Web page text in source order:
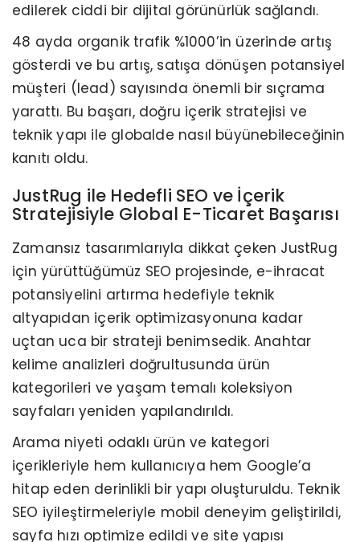
edilerek ciddi bir dijital görünürlük sağlandı.
48 ayda organik trafik %1000’in üzerinde artış
gösterdi ve bu artış, satışa dönüşen potansiyel
müşteri (lead) sayısında önemli bir sıçrama
yarattı. Bu başarı, doğru içerik stratejisi ve
teknik yapı ile globalde nasıl büyünebileceğinin
kanıtı oldu.
JustRug ile Hedefli SEO ve İçerik
Stratejisiyle Global E-Ticaret Başarısı
Zamansız tasarımlarıyla dikkat çeken JustRug
için yürüttüğümüz SEO projesinde, e-ihracat
potansiyelini artırma hedefiyle teknik
altyapıdan içerik optimizasyonuna kadar
uçtan uca bir strateji benimsedik. Anahtar
kelime analizleri doğrultusunda ürün
kategorileri ve yaşam temalı koleksiyon
sayfaları yeniden yapılandırıldı.
Arama niyeti odaklı ürün ve kategori
içerikleriyle hem kullanıcıya hem Google’a
hitap eden derinlikli bir yapı oluşturuldu. Teknik
SEO iyileştirmeleriyle mobil deneyim geliştirildi,
sayfa hızı optimize edildi ve site yapısı